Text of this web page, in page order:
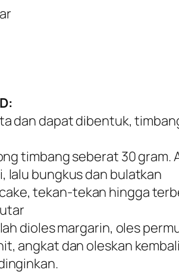
dan dapat dibentuk,
timbang seberat 30
lalu bungkus dan bulatkan
tekan-tekan hingga
dioles margarin, oles
angkat dan oleskan